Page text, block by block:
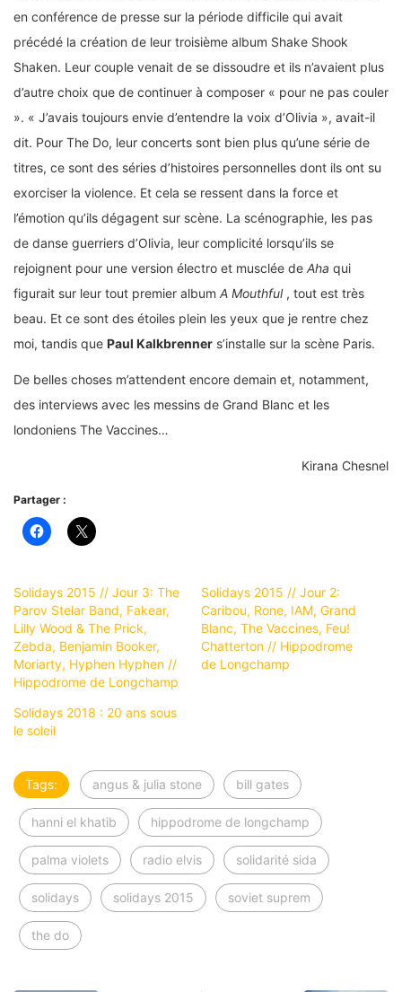
en conférence de presse sur la période difficile qui avait
précédé la création de leur troisième album Shake Shook
Shaken. Leur couple venait de se dissoudre et ils n’avaient plus
d’autre choix que de continuer à composer « pour ne pas couler
». « J’avais toujours envie d’entendre la voix d’Olivia », avait-il
dit. Pour The Do, leur concerts sont bien plus qu’une série de
titres, ce sont des séries d’histoires personnelles dont ils ont su
exorciser la violence. Et cela se ressent dans la force et
l’émotion qu’ils dégagent sur scène. La scénographie, les pas
de danse guerriers d’Olivia, leur complicité lorsqu’ils se
rejoignent pour une version électro et musclée de Aha qui
figurait sur leur tout premier album A Mouthful, tout est très
beau. Et ce sont des étoiles plein les yeux que je rentre chez
moi, tandis que Paul Kalkbrenner s’installe sur la scène Paris.
De belles choses m’attendent encore demain et, notamment,
des interviews avec les messins de Grand Blanc et les
londoniens The Vaccines…
Kirana Chesnel
Partager :
Solidays 2015 // Jour 3: The
Parov Stelar Band, Fakear,
Lilly Wood & The Prick,
Zebda, Benjamin Booker,
Moriarty, Hyphen Hyphen //
Hippodrome de Longchamp
Solidays 2015 // Jour 2:
Caribou, Rone, IAM, Grand
Blanc, The Vaccines, Feu!
Chatterton // Hippodrome
de Longchamp
Solidays 2018 : 20 ans sous
le soleil
Tags: angus & julia stone bill gates
hanni el khatib hippodrome de longchamp
palma violets radio elvis solidarité sida
solidays solidays 2015 soviet suprem
the do